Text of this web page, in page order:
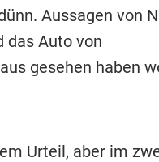
Aussagen von
das Auto von
gesehen haben
Urteil, aber im